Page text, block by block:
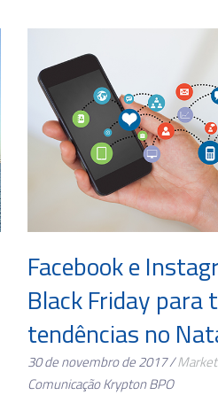
Facebook e
Black Friday para
tendências no
30 de novembro de 2017 /
Comunicação Krypton BPO